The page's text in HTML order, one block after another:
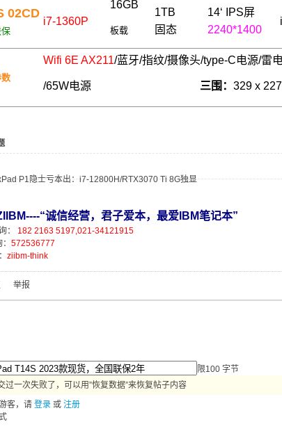
02CD
i7-1360P
16GB
板载
1TB
固态
14‘
IPS屏
2240*1400
Wifi 6E AX211/蓝牙/指纹/摄像头/type-C电源/雷
/65W电源 三围： 329 x 227
P1隐士亏本出：i7-12800H/RTX3070 Ti 8G独显
“诚信经营，君子爱本，最爱IBM笔记本”
：
182 2163 5197,021-34121915
572536777
ziibm-think
举报
限100 字节
过一次失败了，可以用”恢复数据”来恢复帖子内容
客，请 登录 或 注册